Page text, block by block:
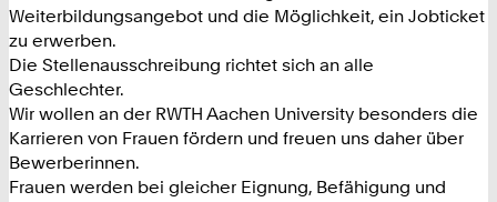
Weiterbildungsangebot und die Möglichkeit, ein Jobticket
zu erwerben.
Die Stellenausschreibung richtet sich an alle
Geschlechter.
Wir wollen an der RWTH Aachen University besonders die
Karrieren von Frauen fördern und freuen uns daher über
Bewerberinnen.
Frauen werden bei gleicher Eignung, Befähigung und